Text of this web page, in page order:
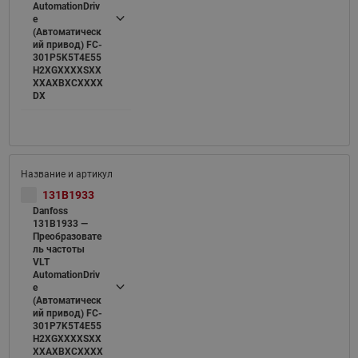
AutomationDriv
e
(Автоматическ
ий привод) FC-
301P5K5T4E55
H2XGXXXXSXX
XXAXBXCXXXX
DX
131B1933
Danfoss
131B1933 —
Преобразовате
ль частоты
VLT
AutomationDriv
e
(Автоматическ
ий привод) FC-
301P7K5T4E55
H2XGXXXXSXX
XXAXBXCXXXX